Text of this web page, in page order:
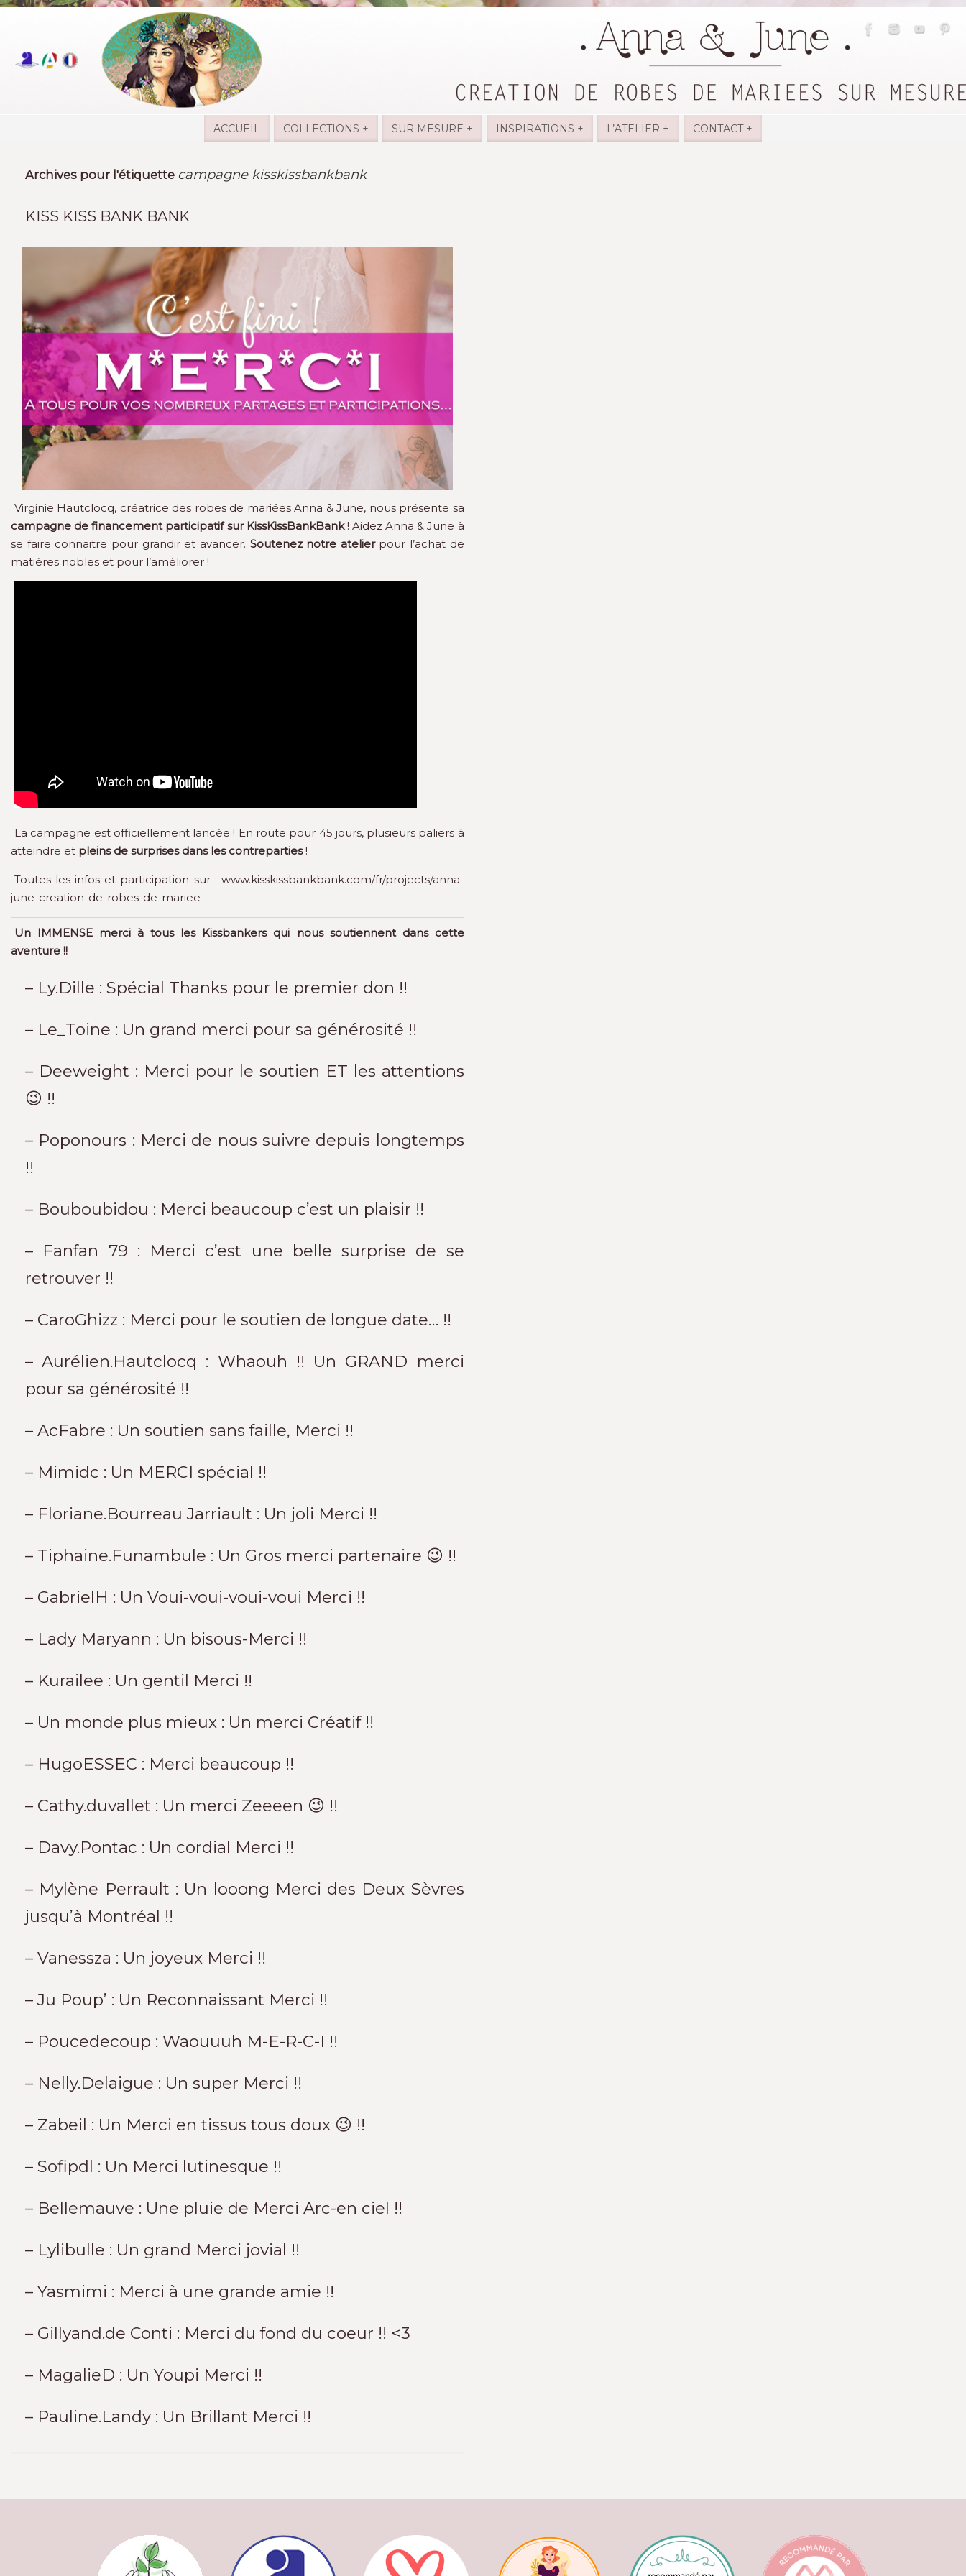
ACCUEIL COLLECTIONS + SUR MESURE + INSPIRATIONS + L’ATELIER + CONTACT +
Archives pour l'étiquette campagne kisskissbankbank
KISS KISS BANK BANK
Virginie Hautclocq, créatrice des robes de mariées Anna & June, nous présente sa
campagne de financement participatif sur KissKissBankBank! Aidez Anna & June à
se faire connaitre pour grandir et avancer. Soutenez notre atelierpour l’achat de
matières nobles et pour l’améliorer !
La campagne est officiellement lancée ! En route pour 45 jours, plusieurs paliers à
atteindre et pleins de surprises dans les contreparties!
Toutes les infos et participation sur : www.kisskissbankbank.com/fr/projects/anna-
june-creation-de-robes-de-mariee
Un IMMENSE merci à tous les Kissbankers qui nous soutiennent dans cette
aventure !!
– Ly.Dille : Spécial Thanks pour le premier don !!
– Le_Toine : Un grand merci pour sa générosité !!
– Deeweight : Merci pour le soutien ET les attentions
😉 !!
– Poponours : Merci de nous suivre depuis longtemps
!!
– Bouboubidou : Merci beaucoup c’est un plaisir !!
– Fanfan 79 : Merci c’est une belle surprise de se
retrouver !!
– CaroGhizz : Merci pour le soutien de longue date… !!
– Aurélien.Hautclocq : Whaouh !! Un GRAND merci
pour sa générosité !!
– AcFabre : Un soutien sans faille, Merci !!
– Mimidc : Un MERCI spécial !!
– Floriane.Bourreau Jarriault : Un joli Merci !!
– Tiphaine.Funambule : Un Gros merci partenaire 😉 !!
– GabrielH : Un Voui-voui-voui-voui Merci !!
– Lady Maryann : Un bisous-Merci !!
– Kurailee : Un gentil Merci !!
– Un monde plus mieux : Un merci Créatif !!
– HugoESSEC : Merci beaucoup !!
– Cathy.duvallet : Un merci Zeeeen 😉 !!
– Davy.Pontac : Un cordial Merci !!
– Mylène Perrault : Un looong Merci des Deux Sèvres
jusqu’à Montréal !!
– Vanessza : Un joyeux Merci !!
– Ju Poup’ : Un Reconnaissant Merci !!
– Poucedecoup : Waouuuh M-E-R-C-I !!
– Nelly.Delaigue : Un super Merci !!
– Zabeil : Un Merci en tissus tous doux 😉 !!
– Sofipdl : Un Merci lutinesque !!
– Bellemauve : Une pluie de Merci Arc-en ciel !!
– Lylibulle : Un grand Merci jovial !!
– Yasmimi : Merci à une grande amie !!
– Gillyand.de Conti : Merci du fond du coeur !! <3
– MagalieD : Un Youpi Merci !!
– Pauline.Landy : Un Brillant Merci !!